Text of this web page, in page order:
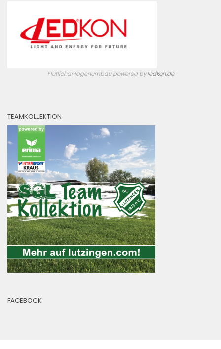
Flutlichanlagenumbau powered byledkon.de
TEAMKOLLEKTION
FACEBOOK